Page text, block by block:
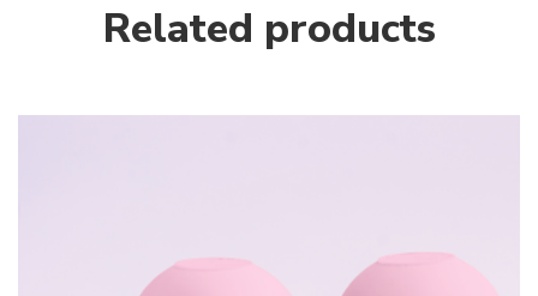
Related products